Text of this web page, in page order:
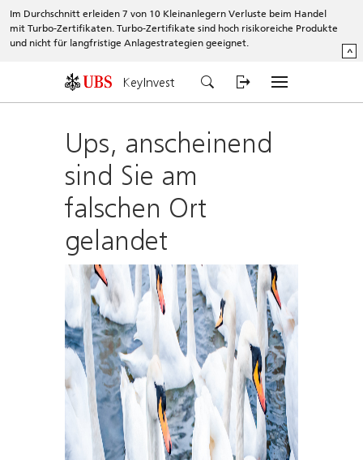
Im Durchschnitt erleiden 7 von 10 Kleinanlegern Verluste beim Handel
mit Turbo-Zertifikaten. Turbo-Zertifikate sind hoch risikoreiche Produkte
und nicht für langfristige Anlagestrategien geeignet.
^
KeyInvest
Ups, anscheinend
sind Sie am
falschen Ort
gelandet